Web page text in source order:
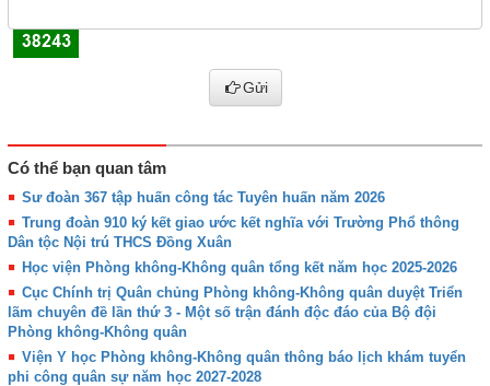
Gửi
Có thể bạn quan tâm
Sư đoàn 367 tập huấn công tác Tuyên huấn năm 2026
Trung đoàn 910 ký kết giao ước kết nghĩa với Trường Phổ thông
Dân tộc Nội trú THCS Đồng Xuân
Học viện Phòng không-Không quân tổng kết năm học 2025-2026
Cục Chính trị Quân chủng Phòng không-Không quân duyệt Triển
lãm chuyên đề lần thứ 3 - Một số trận đánh độc đáo của Bộ đội
Phòng không-Không quân
Viện Y học Phòng không-Không quân thông báo lịch khám tuyển
phi công quân sự năm học 2027-2028